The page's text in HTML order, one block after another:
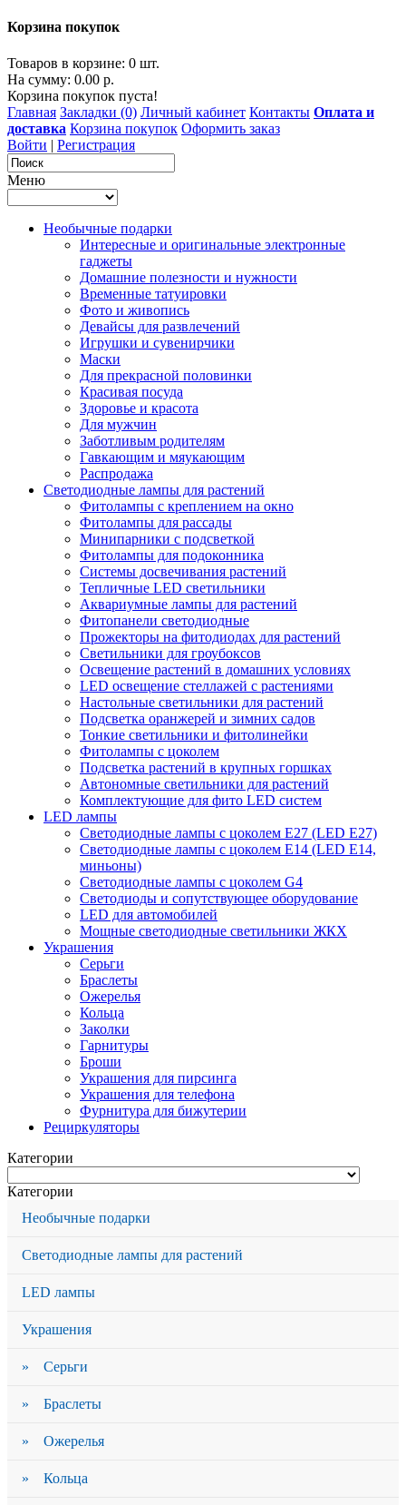
Корзина покупок
Товаров в корзине: 0 шт.
На сумму: 0.00 р.
Корзина покупок пуста!
Главная Закладки (0) Личный кабинет Контакты Оплата и
доставка Корзина покупок Оформить заказ
Войти | Регистрация
Меню
Необычные подарки
Интересные и оригинальные электронные
гаджеты
Домашние полезности и нужности
Временные татуировки
Фото и живопись
Девайсы для развлечений
Игрушки и сувенирчики
Маски
Для прекрасной половинки
Красивая посуда
Здоровье и красота
Для мужчин
Заботливым родителям
Гавкающим и мяукающим
Распродажа
Светодиодные лампы для растений
Фитолампы с креплением на окно
Фитолампы для рассады
Минипарники с подсветкой
Фитолампы для подоконника
Системы досвечивания растений
Тепличные LED светильники
Аквариумные лампы для растений
Фитопанели светодиодные
Прожекторы на фитодиодах для растений
Светильники для гроубоксов
Освещение растений в домашних условиях
LED освещение стеллажей с растениями
Настольные светильники для растений
Подсветка оранжерей и зимних садов
Тонкие светильники и фитолинейки
Фитолампы с цоколем
Подсветка растений в крупных горшках
Автономные светильники для растений
Комплектующие для фито LED систем
LED лампы
Светодиодные лампы с цоколем Е27 (LED E27)
Светодиодные лампы с цоколем Е14 (LED E14,
миньоны)
Светодиодные лампы с цоколем G4
Светодиоды и сопутствующее оборудование
LED для автомобилей
Мощные светодиодные светильники ЖКХ
Украшения
Серьги
Браслеты
Ожерелья
Кольца
Заколки
Гарнитуры
Броши
Украшения для пирсинга
Украшения для телефона
Фурнитура для бижутерии
Рециркуляторы
Категории
Категории
Необычные подарки
Светодиодные лампы для растений
LED лампы
Украшения
» Серьги
» Браслеты
» Ожерелья
» Кольца